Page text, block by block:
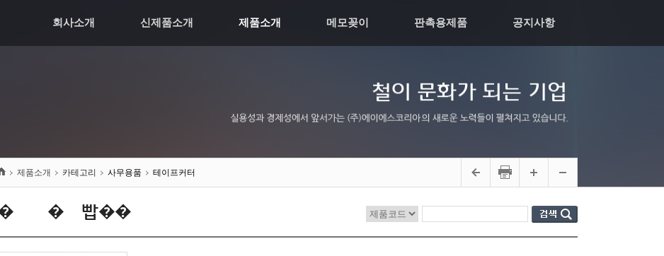
공지사항
판촉용제품
메모꽂이
제품소개
신제품소개
회사소개
제품소개 카테고리 사무용품 테이프커터
뚯씠�꾩빱��